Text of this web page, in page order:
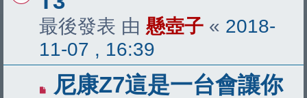
最後發表 由 懸壺子 « 2018-
11-07 , 16:39
尼康Z7這是一台會讓你